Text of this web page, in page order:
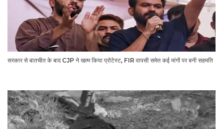
सरकार से बातचीत के बाद CJP ने खत्म किया प्रोटेस्ट, FIR वापसी समेत कई मांगों पर बनी सहमति